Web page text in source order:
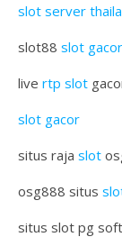
slot server
slot88 slot
live rtp slot
slot gacor
situs raja slot
osg888 situs
situs slot pg